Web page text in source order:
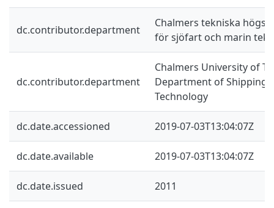
dc.contributor.department
Chalmers tekniska
för sjöfart och marin
dc.contributor.department
Chalmers University of
Department of Shipping
Technology
dc.date.accessioned 2019-07-03T13:04:07Z
dc.date.available 2019-07-03T13:04:07Z
dc.date.issued 2011